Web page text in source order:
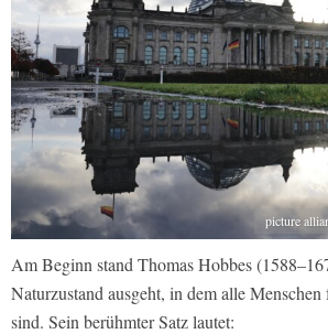
picture
Am Beginn stand Thomas Hobbes
Naturzustand ausgeht, in dem alle
sind. Sein berühmter Satz lautet: